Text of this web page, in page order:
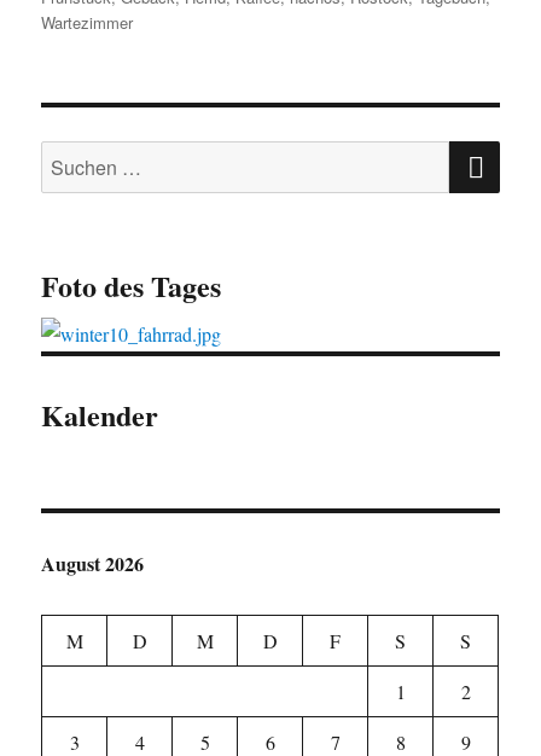
Wartezimmer
Suchen
nach:
Foto des Tages
Kalender
August 2026
M D M D F S
S
1
2
3
4 5 6 7 8
9